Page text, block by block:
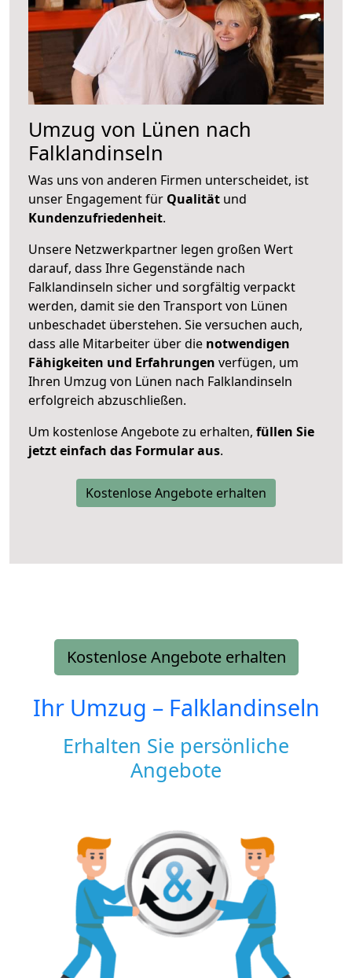
Umzug von Lünen nach
Falklandinseln
Was uns von anderen Firmen unterscheidet, ist
unser Engagement für Qualität und
Kundenzufriedenheit.
Unsere Netzwerkpartner legen großen Wert
darauf, dass Ihre Gegenstände nach
Falklandinseln sicher und sorgfältig verpackt
werden, damit sie den Transport von Lünen
unbeschadet überstehen. Sie versuchen auch,
dass alle Mitarbeiter über die notwendigen
Fähigkeiten und Erfahrungen verfügen, um
Ihren Umzug von Lünen nach Falklandinseln
erfolgreich abzuschließen.
Um kostenlose Angebote zu erhalten, füllen Sie
jetzt einfach das Formular aus.
Kostenlose Angebote erhalten
Kostenlose Angebote erhalten
Ihr Umzug – Falklandinseln
Erhalten Sie persönliche
Angebote